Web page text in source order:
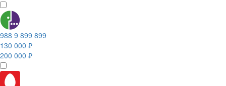
988 9 899 899
130 000 ₽
200 000 ₽